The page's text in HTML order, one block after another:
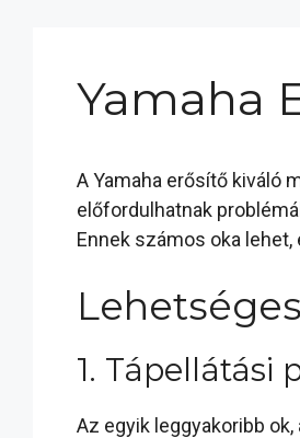
Yamaha
A Yamaha erősítő kiváló
előfordulhatnak
Ennek számos oka
1. Tápellátási
Az egyik leggyakoribb